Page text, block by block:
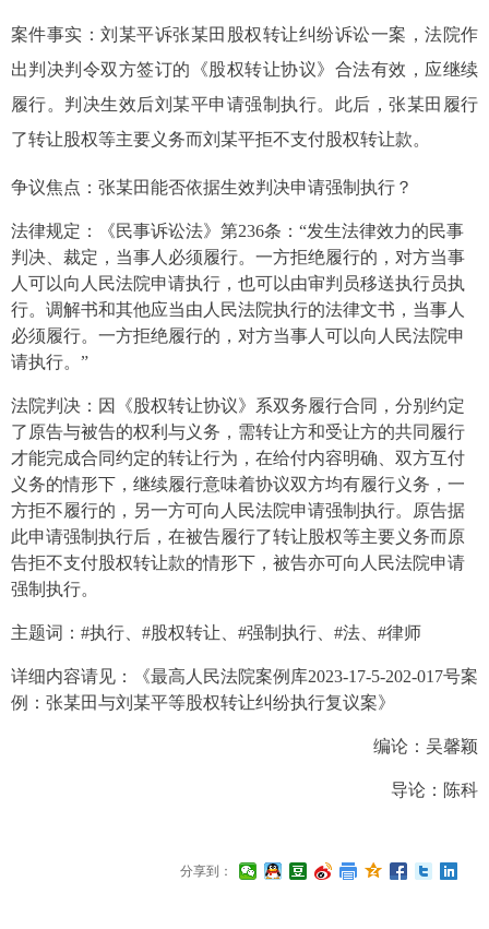
案件事实：刘某平诉张某田股权转让纠纷诉讼一案，法院作
出判决判令双方签订的
《股权转让协议》合法有效，应继续
履行。 判决生效后刘某平申请强制执行。此后，张某田 履行
了转让股权等主要义务而刘某平拒不支付股权转让款。
争议焦点： 张某田能否依据生效判决申请强制执行 ？
法律规定：《民事诉讼法》第236条 ：“发生法律效力的民事
判决、裁定，当事人必须履行。一方拒绝履行的，对方当事
人可以向人民法院申请执行，也可以由审判员移送执行员执
行。调解书和其他应当由人民法院执行的法律文书，当事人
必须履行。一方拒绝履行的，对方当事人可以向人民法院申
请执行。 ”
法院判决： 因《股权转让协议》系双务履行合同，分别约定
了原告与被告的权利与义务，需转让方和受让方的共同履行
才能完成合同约定的转让行为，在给付内容明确、双方互付
义务的情形下，继续履行意味着协议双方均有履行义务，一
方拒不履行的，另一方可向人民法院申请强制执行。原告据
此申请强制执行后，在被告履行了转让股权等主要义务而原
告拒不支付股权转让款的情形下，被告亦可向人民法院申请
强制执行。
主题词：#执行 、#股权转让 、#强制执行 、#法、#律师
详细内容请见：《最高人民法院案例库2023-17-5-202-017号案
例： 张某田与刘某平等股权转让纠纷执行复议案》
编论： 吴馨颖
导论：陈科
分享到：